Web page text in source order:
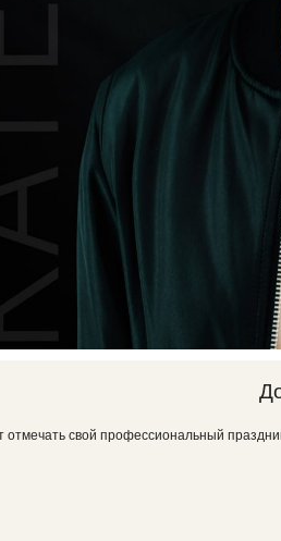
отмечать свой профессиональный